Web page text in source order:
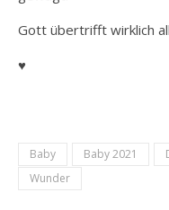
Gott übertrifft wirklich
♥
Baby Baby 2021
Wunder